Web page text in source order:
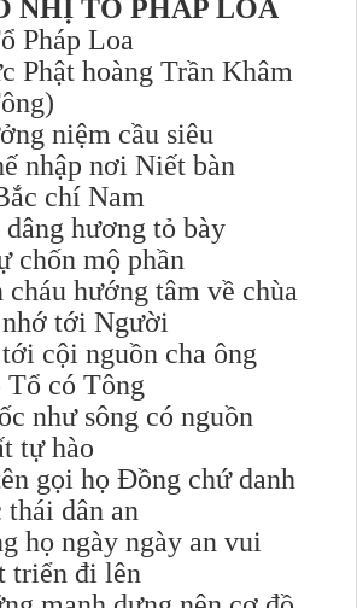
NHỊ TỔ PHÁP LOA
Pháp Loa
Phật hoàng Trần Khâm
niệm cầu siêu
nhập nơi Niết bàn
chí Nam
hương tỏ bày
chốn mộ phần
cháu hướng tâm về chùa
tới Người
cội nguồn cha ông
Tổ có Tông
như sông có nguồn
tự hào
gọi họ Đồng chứ danh
thái dân an
họ ngày ngày an vui
triển đi lên